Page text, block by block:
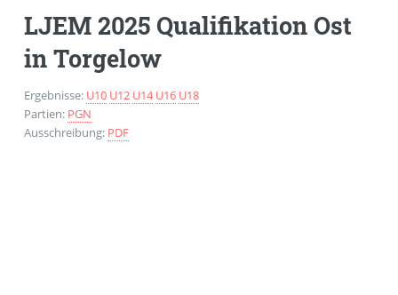
LJEM 2025 Qualifikation Ost
in Torgelow
Ergebnisse: U10 U12 U14 U16 U18
Partien: PGN
Ausschreibung: PDF